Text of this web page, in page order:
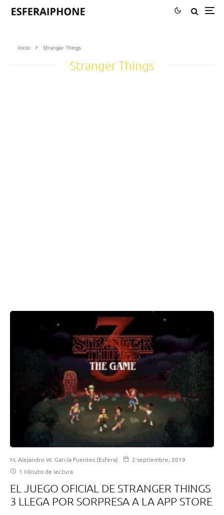
Inicio Stranger Things
Stranger Things
M. Alejandro W. García Fuentes (Esfera)
2 septiembre, 2019
1 Minuto de lectura
EL JUEGO OFICIAL DE STRANGER THINGS
3 LLEGA POR SORPRESA A LA APP STORE